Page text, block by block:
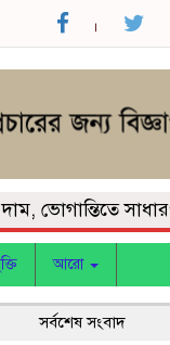
সাধারণ
আরো
সর্বশেষ সংবাদ